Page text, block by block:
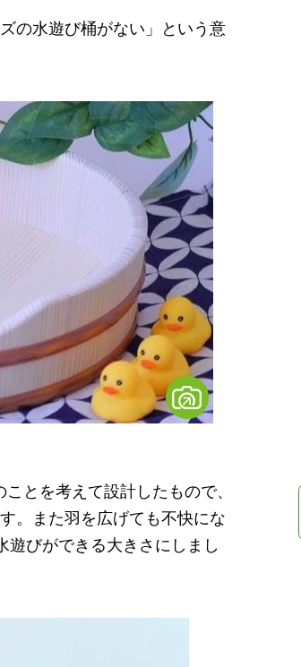
の水遊び桶がない」という意
とを考えて設計したもので、
。また羽を広げても不快にな
遊びができる大きさにしまし